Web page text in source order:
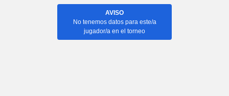
AVISO
No tenemos datos para este/a
jugador/a en el torneo